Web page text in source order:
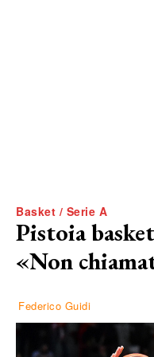
Basket / Serie A
Pistoia
«Non
Federico Guidi